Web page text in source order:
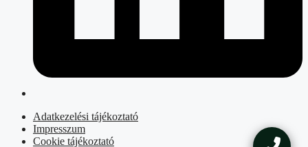
Adatkezelési tájékoztató
Impresszum
Cookie tájékoztató